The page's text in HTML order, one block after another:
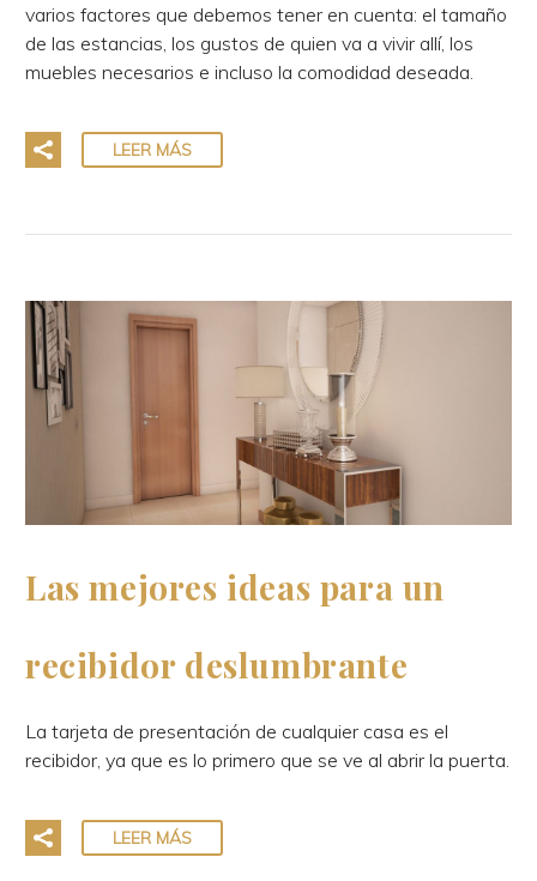
varios factores que debemos tener en cuenta: el tamaño
de las estancias, los gustos de quien va a vivir allí, los
muebles necesarios e incluso la comodidad deseada.
LEER MÁS
Las mejores ideas para un
recibidor deslumbrante
La tarjeta de presentación de cualquier casa es el
recibidor, ya que es lo primero que se ve al abrir la puerta.
LEER MÁS